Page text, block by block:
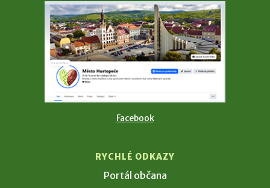
Facebook
RYCHLÉ ODKAZY
Portál občana